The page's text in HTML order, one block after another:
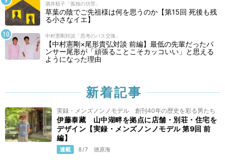
酒井順子「孤独の功罪」
草葉の陰でご先祖様は何を思うのか【第15回 死後も残
る小さなイエ】
中村憲剛対談「思考のパス交換」
【中村憲剛×尾形貴弘対談 前編】最低の先輩だったパ
ンサー尾形が「頑張ることこそカッコいい」と思える
ようになった理由
新着記事
実録・メンズノンノモデル 創刊40年の歴史を彩る男たち
伊藤泰藏 山中湖畔を拠点に店舗・別荘・住宅を
デザイン【実録・メンズノンノモデル 第9回 前
編】
連載 8/7 徳原海